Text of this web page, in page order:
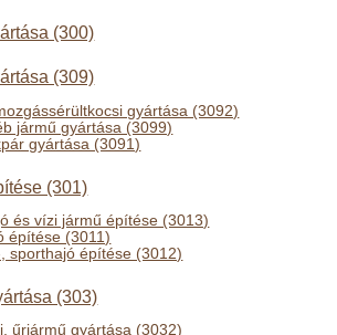
(300)
(309)
gyártása (3092)
jármű gyártása (3099)
gyártása (3091)
(301)
és vízi jármű építése (3013)
építése (3011)
sporthajó építése (3012)
(303)
űrjármű gyártása (3032)